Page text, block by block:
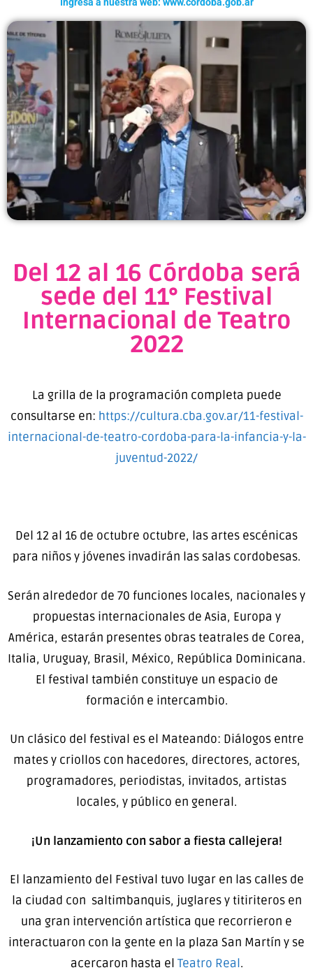
Ingresá a nuestra web: www.cordoba.gob.ar
Del 12 al 16 Córdoba será
sede del 11° Festival
Internacional de Teatro
2022
La grilla de la programación completa puede
consultarse en: https://cultura.cba.gov.ar/11-festival-
internacional-de-teatro-cordoba-para-la-infancia-y-la-
juventud-2022/
Del 12 al 16 de octubre octubre, las artes escénicas
para niños y jóvenes invadirán las salas cordobesas.
Serán alrededor de 70 funciones locales, nacionales y
propuestas internacionales de Asia, Europa y
América, estarán presentes obras teatrales de Corea,
Italia, Uruguay, Brasil, México, República Dominicana.
El festival también constituye un espacio de
formación e intercambio.
Un clásico del festival es el Mateando: Diálogos entre
mates y criollos con hacedores, directores, actores,
programadores, periodistas, invitados, artistas
locales, y público en general.
¡Un lanzamiento con sabor a fiesta callejera!
El lanzamiento del Festival tuvo lugar en las calles de
la ciudad con saltimbanquis, juglares y titiriteros en
una gran intervención artística que recorrieron e
interactuaron con la gente en la plaza San Martín y se
acercaron hasta el Teatro Real.